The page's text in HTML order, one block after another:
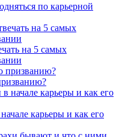
по карьерной
на 5 самых
карьеры и как его